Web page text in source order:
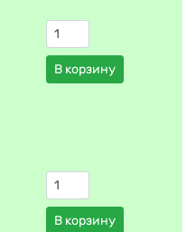
В корзину
В корзину